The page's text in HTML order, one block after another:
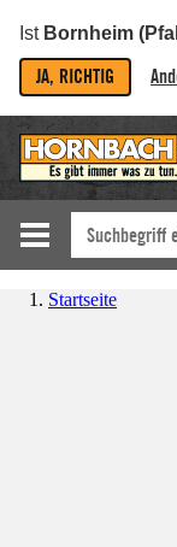
Ist Bornheim
JA, RICHTIG
Startseite